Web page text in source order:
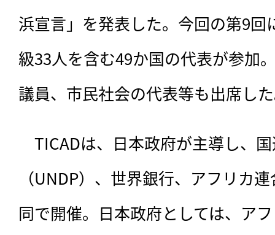
浜宣言」を発表した。今回の第9
級33人を含む49か国の代表が参加
議員、市民社会の代表等も出席し
TICADは、日本政府が主導し、
（UNDP）、世界銀行、アフリカ
同で開催。日本政府としては、ア